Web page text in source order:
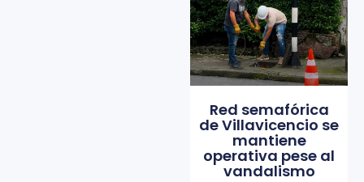
Red semafórica
de Villavicencio se
mantiene
operativa pese al
vandalismo